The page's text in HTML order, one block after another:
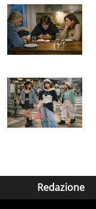
Redazione